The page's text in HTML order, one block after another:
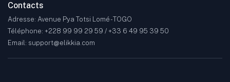
Contacts
Adresse: Avenue Pya Totsi Lomé - TOGO
Téléphone: +228 99 99 29 59 / +33 6 49 95 39 50
Email: support@elikkia.com